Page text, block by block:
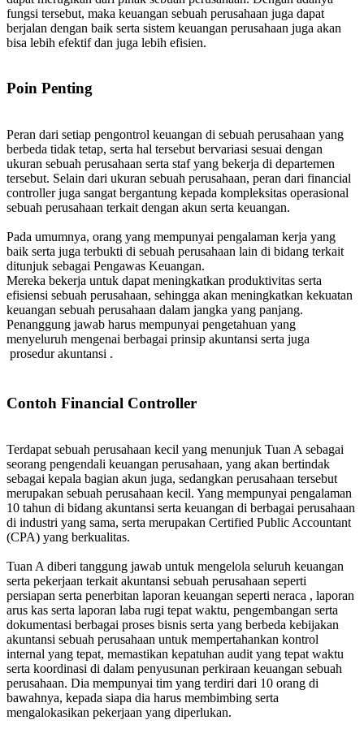
fungsi tersebut, maka keuangan sebuah perusahaan juga dapat
berjalan dengan baik serta sistem keuangan perusahaan juga akan
bisa lebih efektif dan juga lebih efisien.
Poin Penting
Peran dari setiap pengontrol keuangan di sebuah perusahaan yang
berbeda tidak tetap, serta hal tersebut bervariasi sesuai dengan
ukuran sebuah perusahaan serta staf yang bekerja di departemen
tersebut. Selain dari ukuran sebuah perusahaan, peran dari financial
controller juga sangat bergantung kepada kompleksitas operasional
sebuah perusahaan terkait dengan akun serta keuangan.
Pada umumnya, orang yang mempunyai pengalaman kerja yang
baik serta juga terbukti di sebuah perusahaan lain di bidang terkait
ditunjuk sebagai Pengawas Keuangan.
Mereka bekerja untuk dapat meningkatkan produktivitas serta
efisiensi sebuah perusahaan, sehingga akan meningkatkan kekuatan
keuangan sebuah perusahaan dalam jangka yang panjang.
Penanggung jawab harus mempunyai pengetahuan yang
menyeluruh mengenai berbagai prinsip akuntansi serta juga
prosedur akuntansi .
Contoh Financial Controller
Terdapat sebuah perusahaan kecil yang menunjuk Tuan A sebagai
seorang pengendali keuangan perusahaan, yang akan bertindak
sebagai kepala bagian akun juga, sedangkan perusahaan tersebut
merupakan sebuah perusahaan kecil. Yang mempunyai pengalaman
10 tahun di bidang akuntansi serta keuangan di berbagai perusahaan
di industri yang sama, serta merupakan Certified Public Accountant
(CPA) yang berkualitas.
Tuan A diberi tanggung jawab untuk mengelola seluruh keuangan
serta pekerjaan terkait akuntansi sebuah perusahaan seperti
persiapan serta penerbitan laporan keuangan seperti neraca , laporan
arus kas serta laporan laba rugi tepat waktu, pengembangan serta
dokumentasi berbagai proses bisnis serta yang berbeda kebijakan
akuntansi sebuah perusahaan untuk mempertahankan kontrol
internal yang tepat, memastikan kepatuhan audit yang tepat waktu
serta koordinasi di dalam penyusunan perkiraan keuangan sebuah
perusahaan. Dia mempunyai tim yang terdiri dari 10 orang di
bawahnya, kepada siapa dia harus membimbing serta
mengalokasikan pekerjaan yang diperlukan.